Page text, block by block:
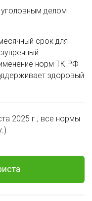
делом
срок для
норм ТК РФ
здоровый
2025 г.; все нормы